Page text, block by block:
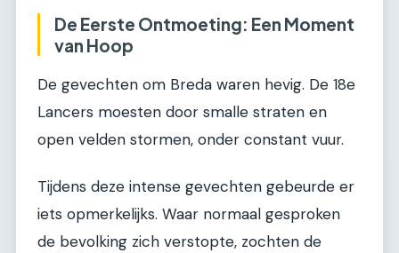
De Eerste Ontmoeting: Een Moment
van Hoop
De gevechten om Breda waren hevig. De 18e
Lancers moesten door smalle straten en
open velden stormen, onder constant vuur.
Tijdens deze intense gevechten gebeurde er
iets opmerkelijks. Waar normaal gesproken
de bevolking zich verstopte, zochten de